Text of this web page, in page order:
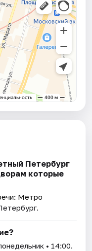
Петербург
которые
Метро
• 14:00.